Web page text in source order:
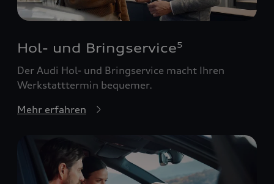
Hol- und Bringservice5
Der Audi Hol- und Bringservice macht Ihren
Werkstatttermin bequemer.
Mehr erfahren